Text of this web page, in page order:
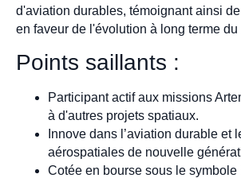
d'aviation durables, témoignant ainsi
en faveur de l'évolution à long terme du
Points saillants :
Participant actif aux missions
à d'autres projets spatiaux.
Innove dans l’aviation durable et
aérospatiales de nouvelle
Cotée en bourse sous le symbole